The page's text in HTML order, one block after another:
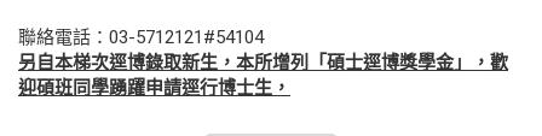
聯絡電話：03-5712121#54104
另自本梯次逕博錄取新生，本所增列「碩士逕博獎學金」，歡
迎碩班同學踴躍申請逕行博士生，